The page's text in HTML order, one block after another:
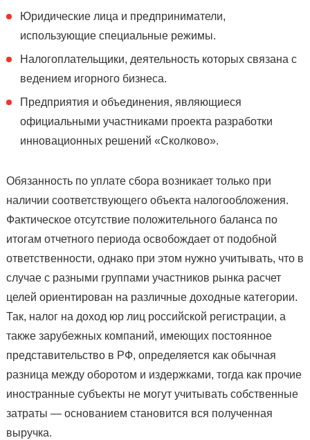
Юридические лица и предприниматели,
использующие специальные режимы.
Налогоплательщики, деятельность которых связана с
ведением игорного бизнеса.
Предприятия и объединения, являющиеся
официальными участниками проекта разработки
инновационных решений «Сколково».
Обязанность по уплате сбора возникает только при
наличии соответствующего объекта налогообложения.
Фактическое отсутствие положительного баланса по
итогам отчетного периода освобождает от подобной
ответственности, однако при этом нужно учитывать, что в
случае с разными группами участников рынка расчет
целей ориентирован на различные доходные категории.
Так, налог на доход юр лиц российской регистрации, а
также зарубежных компаний, имеющих постоянное
представительство в РФ, определяется как обычная
разница между оборотом и издержками, тогда как прочие
иностранные субъекты не могут учитывать собственные
затраты — основанием становится вся полученная
выручка.